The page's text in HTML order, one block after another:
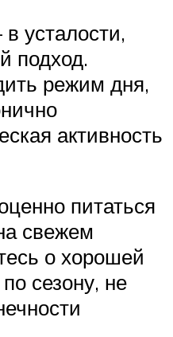
усталости,
подход.
режим дня,
активность
питаться
свежем
о хорошей
сезону, не